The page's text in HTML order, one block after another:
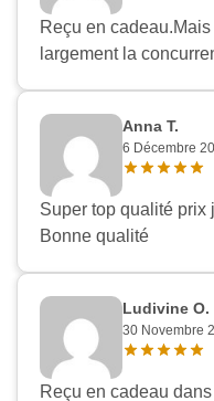
Reçu en
largement la
Anna T.
6 Décembre
Super top qualité prix
Bonne qualité
Ludivine O.
30 Novembre
Reçu en cadeau